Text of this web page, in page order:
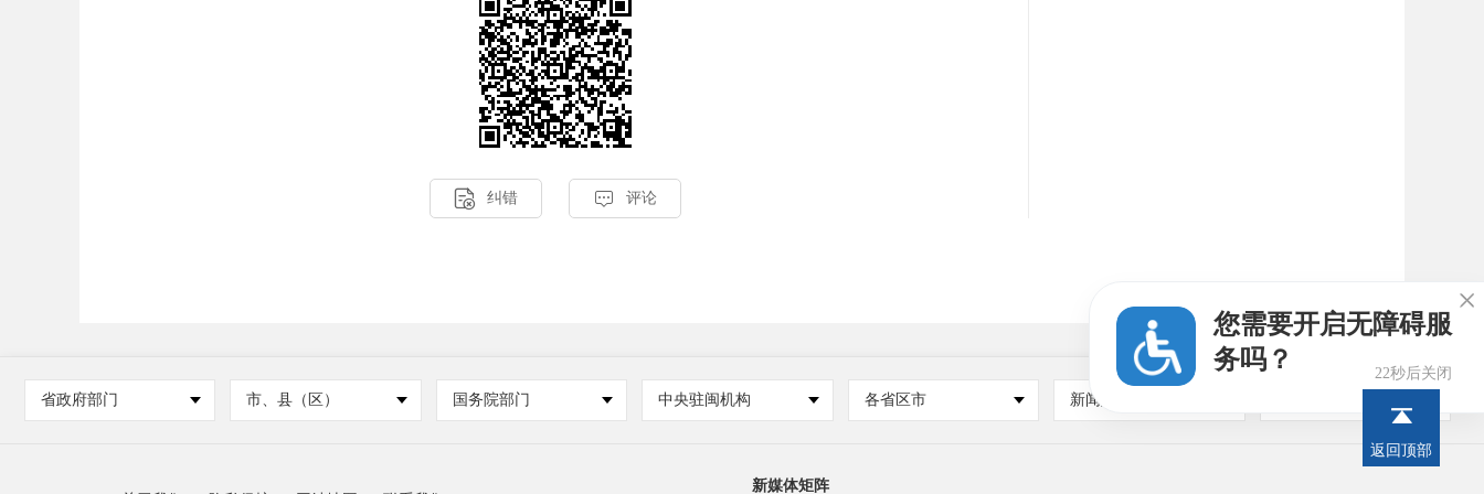
 纠错  评论
省政府部门 市、县（区） 国务院部门 中央驻闽机构 各省区市 新闻媒体
新媒体矩阵
返回顶部
您需要开启无障碍服
务吗？
21秒后关闭
